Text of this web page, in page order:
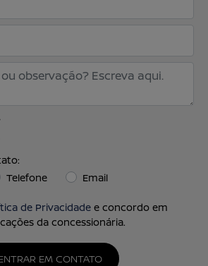
Telefone Email
de Privacidade e concordo em
da concessionária.
EM CONTATO